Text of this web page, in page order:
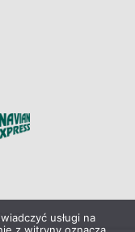
usługi na